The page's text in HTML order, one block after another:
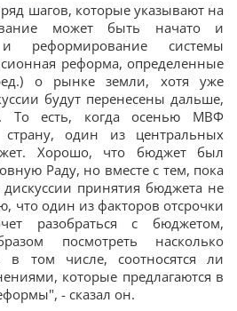
шагов, которые указывают на
может быть начато и
реформирование системы
реформа, определенные
о рынке земли, хотя уже
будут перенесены дальше,
То есть, когда осенью МВФ
один из центральных
Хорошо, что бюджет был
Раду, но вместе с тем, пока
дискуссии принятия бюджета не
что один из факторов отсрочки
разобраться с бюджетом,
посмотреть насколько
в том числе, соотносятся ли
которые предлагаются в
- сказал он.